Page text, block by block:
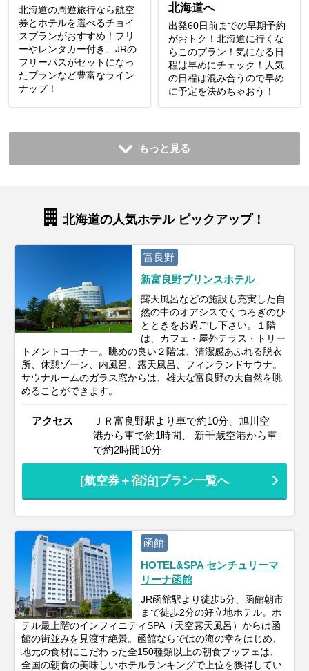
北海道の周遊旅行なら航空
券とホテルを選べるチョイ
スプランがおすすめ！フリ
ーやレンタカー付き、JRの
フリーパスがセットになっ
たプランなど豊富なライン
ナップ！
北海道へ
出発60日前までの早期予約
がおトク！北海道に行くな
らこのプラン！気になる日
程は早めにチェック！人気
の日程は混み合うので早め
に予定を決めちゃおう！
もっと見る
北海道の人気ホテル ピックアップ！
富良野
新富良野プリンスホテル
露天風呂などの施設も充実した自
然の中のオアシスでくつろぎのひ
とときをお過ごし下さい。１階
は、カフェ・屋外テラス・トリー
トメントコーナー。眺めの良い２階は、清潔感あふれる脱衣
所、休憩ゾーン、内風呂、露天風呂、フィンランドサウナ。
サウナルームのガラス窓からは、雄大な富良野の大自然を眺
めることができます。
アクセス
ＪＲ富良野駅より車で約10分、旭川空
港から車で約1時間、 新千歳空港から車
で約2時間10分
[航空券＋宿泊]プラン一覧へ
函館
HOTEL&SPA センチュリーマ
リーナ函館
JR函館駅より徒歩5分、函館朝市
まで徒歩2分の好立地ホテル。ホ
テル最上階のインフィニティSPA（天空露天風呂）からは函
館の街並みを見渡す絶景。函館ならではの海の幸をはじめ、
地元の食材にこだわった全150種類以上の朝食ブッフェは、
全国の朝食の美味しいホテルランキングで上位を獲得してい